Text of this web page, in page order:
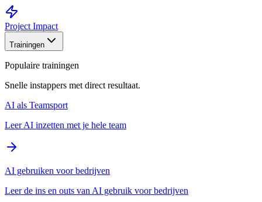
Project Impact
Trainingen
Populaire trainingen
Snelle instappers met direct resultaat.
AI als Teamsport
Leer AI inzetten met je hele team
AI gebruiken voor bedrijven
Leer de ins en outs van AI gebruik voor bedrijven